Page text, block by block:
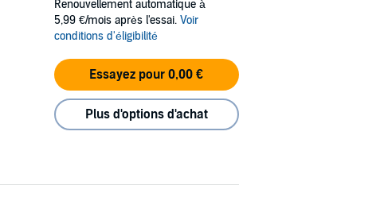
Renouvellement automatique à
5,99 €/mois après l'essai. Voir
conditions d'éligibilité
Essayez pour 0,00 €
Plus d'options d'achat